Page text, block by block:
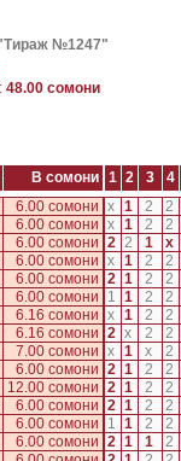
№1247"
48.00 сомони
В сомони 1 2 3
4
6.00 сомони x 1 2
2
6.00 сомони x 1 2
2
6.00 сомони 2 2 1
x
6.00 сомони x 1 2
2
6.00 сомони 2 1 2
2
6.00 сомони 1 1 2
2
6.16 сомони x 1 2
2
6.16 сомони 2 x 2
2
7.00 сомони x 1 x
2
6.00 сомони 2 1 2
2
12.00 сомони 2 1 2
2
6.00 сомони 2 1 2
2
6.00 сомони 1 1 2
2
6.00 сомони 2 1 1
2